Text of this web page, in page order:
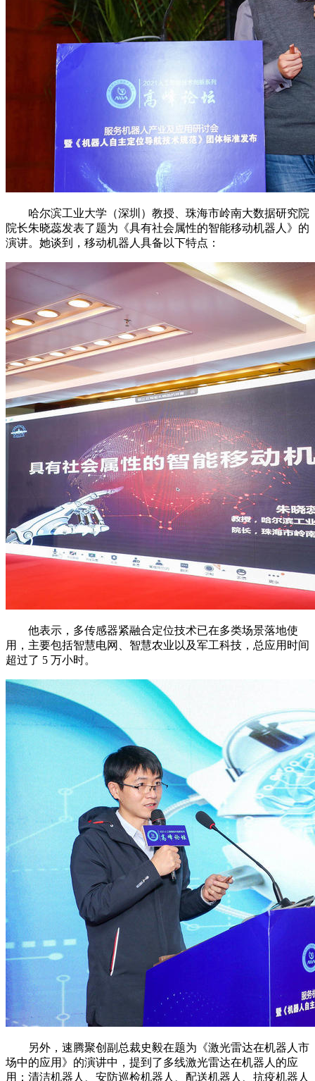
哈尔滨工业大学（深圳）教授、珠海市岭南大数据研究院
院长朱晓蕊发表了题为《具有社会属性的智能移动机器人》的
演讲。她谈到，移动机器人具备以下特点：
他表示，多传感器紧融合定位技术已在多类场景落地使
用，主要包括智慧电网、智慧农业以及军工科技，总应用时间
超过了 5 万小时。
另外，速腾聚创副总裁史毅在题为《激光雷达在机器人市
场中的应用》的演讲中，提到了多线激光雷达在机器人的应
用：清洁机器人、安防巡检机器人、配送机器人、抗疫机器人